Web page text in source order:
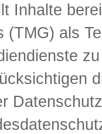
Inhalte
(TMG) als